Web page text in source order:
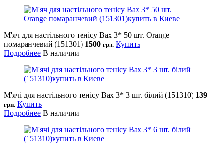
М'яч для настільного тенісу Bax 3* 50 шт. Orange
помаранчевий (151301) 1500 грн. Купить
Подробнее В наличии
М'ячі для настільного тенісу Bax 3* 3 шт. білий (151310) 139
грн. Купить
Подробнее В наличии